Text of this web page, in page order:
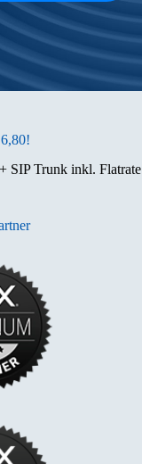
SIP Trunk inkl. Flatrate